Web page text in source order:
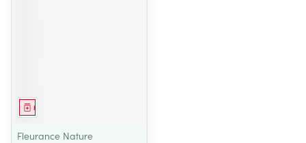
Médicament
Fleurance Nature